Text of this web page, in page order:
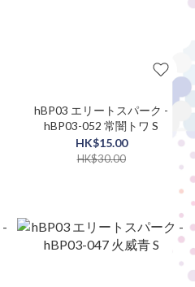
hBP03 エリートスパーク -
hBP03-052 常闇トワ S
HK$15.00
HK$30.00